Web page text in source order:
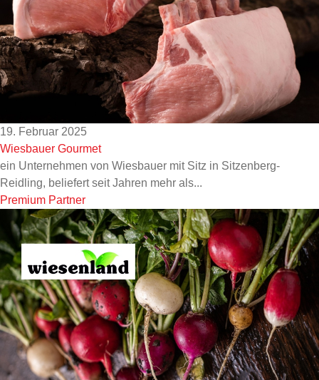
19. Februar 2025
Wiesbauer Gourmet
ein Unternehmen von Wiesbauer mit Sitz in Sitzenberg-
Reidling, beliefert seit Jahren mehr als...
Premium Partner